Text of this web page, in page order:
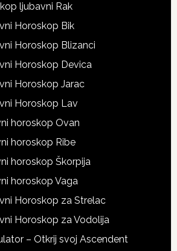
ljubavni Rak
Horoskop Bik
Horoskop Blizanci
Horoskop Devica
Horoskop Jarac
Horoskop Lav
horoskop Ovan
horoskop Ribe
horoskop Škorpija
horoskop Vaga
Horoskop za Strelac
Horoskop za Vodolija
– Otkrij svoj Ascendent